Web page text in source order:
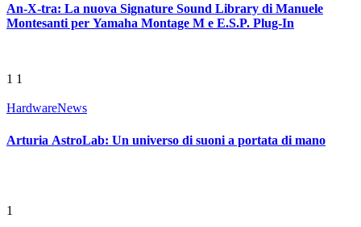
An-X-tra: La nuova Signature Sound Library di Manuele
Montesanti per Yamaha Montage M e E.S.P. Plug-In
1 1
HardwareNews
Arturia AstroLab: Un universo di suoni a portata di mano
1